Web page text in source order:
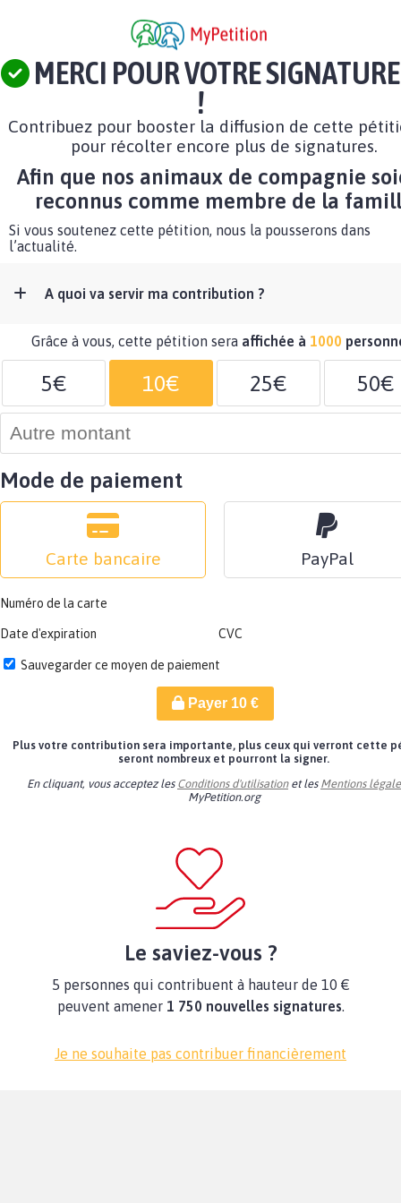
MERCI POUR VOTRE SIGNATURE
!
Contribuez pour booster la diffusion de cette
pour récolter encore plus de signatures.
Afin que nos animaux de compagnie
reconnus comme membre de la
Si vous soutenez cette pétition, nous la pousserons dans
l’actualité.
A quoi va servir ma contribution ?
Grâce à vous, cette pétition sera affichée à 1000
5€ 10€ 25€ 50€
Mode de paiement
Carte bancaire PayPal
Numéro de la carte
Date d'expiration CVC
Sauvegarder ce moyen de paiement
Payer 10€
Plus votre contribution sera importante, plus ceux qui verront cette
seront nombreux et pourront la signer.
En cliquant, vous acceptez les Conditions d'utilisationet les Mentions
MyPetition.org
Le saviez-vous ?
5 personnes qui contribuent à hauteur de 10 €
peuvent amener 1 750 nouvelles signatures.
Je ne souhaite pas contribuer financièrement